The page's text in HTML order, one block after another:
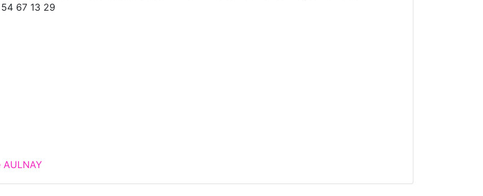
67 13 29